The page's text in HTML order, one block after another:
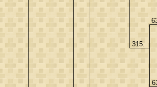
315.